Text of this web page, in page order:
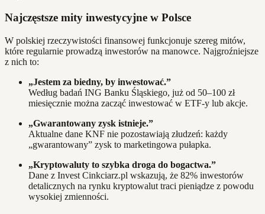
Najczęstsze mity inwestycyjne w Polsce
W polskiej rzeczywistości finansowej funkcjonuje szereg mitów,
które regularnie prowadzą inwestorów na manowce. Najgroźniejsze
z nich to:
„Jestem za biedny, by inwestować.”
Według badań ING Banku Śląskiego, już od 50–100 zł
miesięcznie można zacząć inwestować w ETF-y lub akcje.
„Gwarantowany zysk istnieje.”
Aktualne dane KNF nie pozostawiają złudzeń: każdy
„gwarantowany” zysk to marketingowa pułapka.
„Kryptowaluty to szybka droga do bogactwa.”
Dane z Invest Cinkciarz.pl wskazują, że 82% inwestorów
detalicznych na rynku kryptowalut traci pieniądze z powodu
wysokiej zmienności.